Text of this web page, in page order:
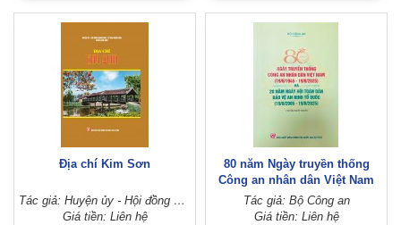
Địa chí Kim Sơn
Tác giả: Huyện ủy - Hội đồng nhân dân - Ủy ban nhân dân huyện Kim Sơn
Giá tiền: Liên hệ
80 năm Ngày truyền thống
Công an nhân dân Việt Nam
(19/8/1945 - 19/8/2025) và 20
năm Ngày hội Toàn dân bảo vệ
Tác giả: Bộ Công an
Giá tiền: Liên hệ